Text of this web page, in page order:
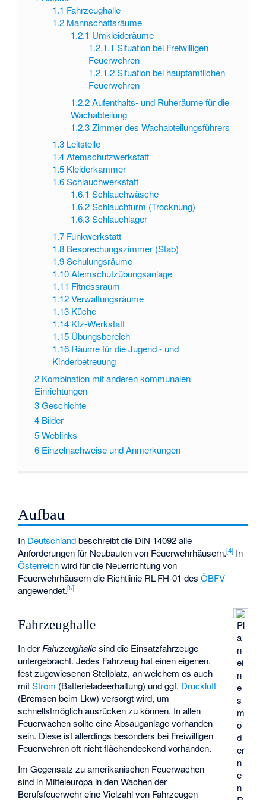
1.1 Fahrzeughalle
1.2 Mannschaftsräume
1.2.1 Umkleideräume
1.2.1.1 Situation bei Freiwilligen
Feuerwehren
1.2.1.2Situation bei hauptamtlichen
Feuerwehren
1.2.2 Aufenthalts- und Ruheräume für die
Wachabteilung
1.2.3 Zimmer des Wachabteilungsführers
1.3 Leitstelle
1.4 Atemschutzwerkstatt
1.5 Kleiderkammer
1.6 Schlauchwerkstatt
1.6.1 Schlauchwäsche
1.6.2 Schlauchturm (Trocknung)
1.6.3 Schlauchlager
1.7 Funkwerkstatt
1.8 Besprechungszimmer (Stab)
1.9 Schulungsräume
1.10 Atemschutzübungsanlage
1.11 Fitnessraum
1.12 Verwaltungsräume
1.13 Küche
1.14 Kfz-Werkstatt
1.15 Übungsbereich
1.16 Räume für die Jugend - und
Kinderbetreuung
2 Kombination mit anderen kommunalen
Einrichtungen
3Geschichte
4 Bilder
5Weblinks
6 Einzelnachweise und Anmerkungen
Aufbau
In Deutschlandbeschreibt die DIN 14092 alle
Anforderungen für Neubauten von Feuerwehrhäusern.[4] In
Österreichwird für die Neuerrichtung von
Feuerwehrhäusern die Richtlinie RL-FH-01 desÖBFV
angewendet.[5]
Pl
a
n
ei
n
e
s
m
o
d
er
n
e
n
Fahrzeughalle
In der Fahrzeughallesind die Einsatzfahrzeuge
untergebracht. Jedes Fahrzeug hat einen eigenen,
fest zugewiesenen Stellplatz, an welchem es auch
mitStrom (Batterieladeerhaltung) und ggf. Druckluft
(Bremsen beim Lkw) versorgt wird, um
schnellstmöglich ausrücken zu können. In allen
Feuerwachen sollte eine Absauganlage vorhanden
sein. Diese ist allerdings besonders bei Freiwilligen
Feuerwehren oft nicht flächendeckend vorhanden.
Im Gegensatz zu amerikanischen Feuerwachen
sind in Mitteleuropa in den Wachen der
Berufsfeuerwehr eine Vielzahl von Fahrzeugen